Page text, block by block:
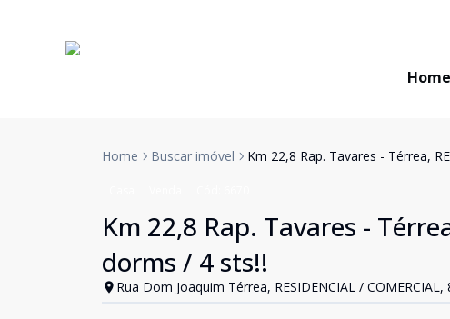
Home
Home Buscar imóvel Km 22,8 Rap. Tavares - Térrea,
Km 22,8 Rap. Tavares -
dorms / 4 sts!!
Rua Dom Joaquim Térrea, RESIDENCIAL /